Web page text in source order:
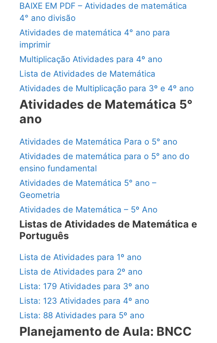
BAIXE EM PDF – Atividades de matemática
4° ano divisão
Atividades de matemática 4° ano para
imprimir
Multiplicação Atividades para 4º ano
Lista de Atividades de Matemática
Atividades de Multiplicação para 3º e 4º ano
Atividades de Matemática 5°
ano
Atividades de Matemática Para o 5° ano
Atividades de matemática para o 5° ano do
ensino fundamental
Atividades de Matemática 5° ano –
Geometria
Atividades de Matemática – 5º Ano
Listas de Atividades de Matemática e
Português
Lista de Atividades para 1º ano
Lista de Atividades para 2º ano
Lista: 179 Atividades para 3º ano
Lista: 123 Atividades para 4º ano
Lista: 88 Atividades para 5º ano
Planejamento de Aula: BNCC